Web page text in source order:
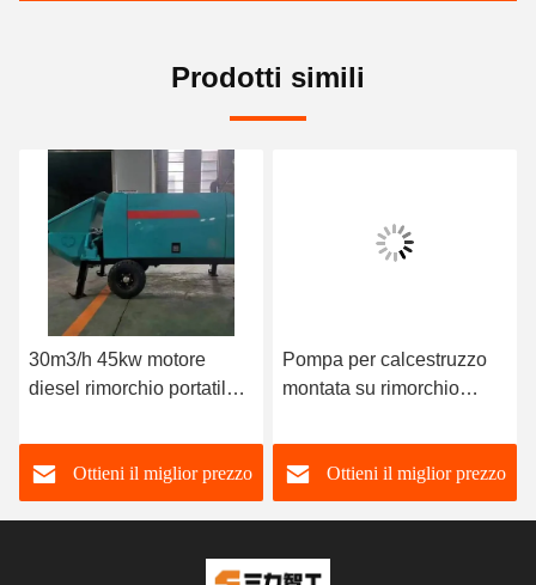
Prodotti simili
30m3/h 45kw motore
diesel rimorchio portatile
calcestruzzo pompa per
trasferimento di
calcestruzzo
Ottieni il miglior prezzo
Pompa per calcestruzzo
montata su rimorchio
pompa per calcestruzzo
rimorchio fatta in casa
Ottieni il miglior prezzo